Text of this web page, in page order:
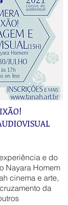
e do
Nayara Homem
cinema e arte,
da